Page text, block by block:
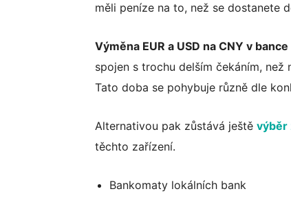
měli peníze na to, než se dostanete
Výměna EUR a USD na CNY v
spojen s trochu delším čekáním,
Tato doba se pohybuje různě dle
Alternativou pak zůstává ještě výběr
těchto zařízení.
Bankomaty lokálních bank